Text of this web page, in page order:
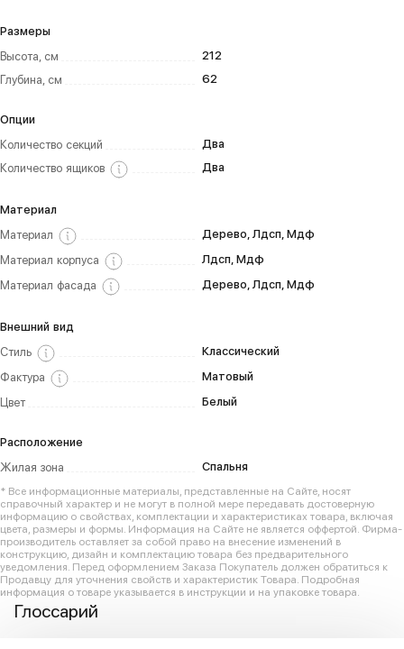
Размеры
Высота, см
212
Глубина, см
62
Опции
Количество секций
Два
Количество ящиков
Два
Материал
Материал
Дерево, Лдсп, Мдф
Материал корпуса
Лдсп, Мдф
Материал фасада
Дерево, Лдсп, Мдф
Внешний вид
Стиль
Классический
Фактура
Матовый
Цвет
Белый
Расположение
Жилая зона
Спальня
* Все информационные материалы, представленные на Сайте, носят
справочный характер и не могут в полной мере передавать достоверную
информацию о свойствах, комплектации и характеристиках товара, включая
цвета, размеры и формы. Информация на Сайте не является оффертой. Фирма-
производитель оставляет за собой право на внесение изменений в
конструкцию, дизайн и комплектацию товара без предварительного
уведомления. Перед оформлением Заказа Покупатель должен обратиться к
Продавцу для уточнения свойств и характеристик Товара. Подробная
информация о товаре указывается в инструкции и на упаковке товара.
Глоссарий